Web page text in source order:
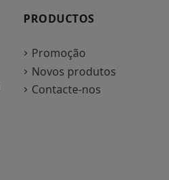
PRODUCTOS
Promoção
Novos produtos
Contacte-nos